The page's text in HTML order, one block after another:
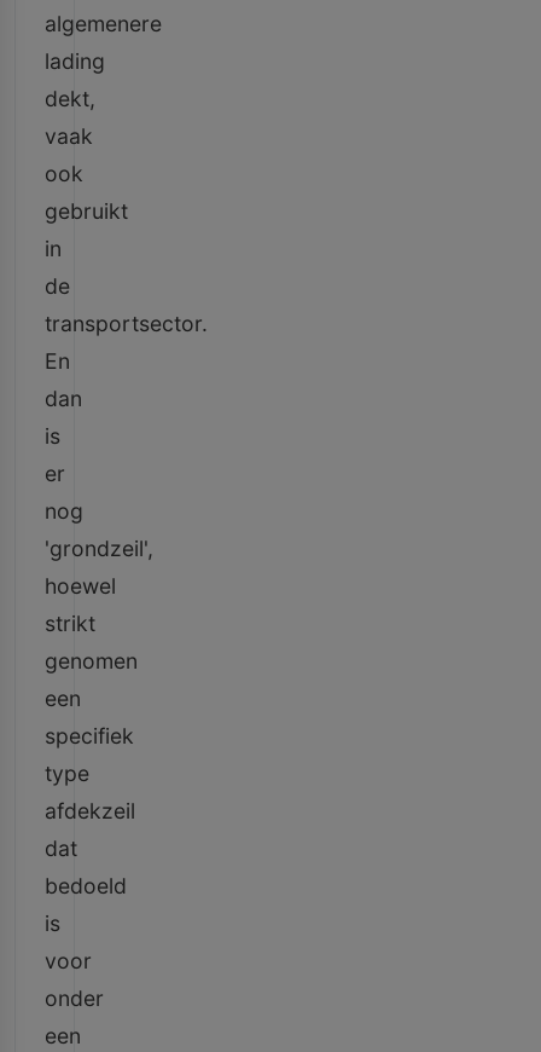
algemenere
lading
dekt,
vaak
ook
gebruikt
in
de
transportsector.
En
dan
is
er
nog
'grondzeil',
hoewel
strikt
genomen
een
specifiek
type
afdekzeil
dat
bedoeld
is
voor
onder
een